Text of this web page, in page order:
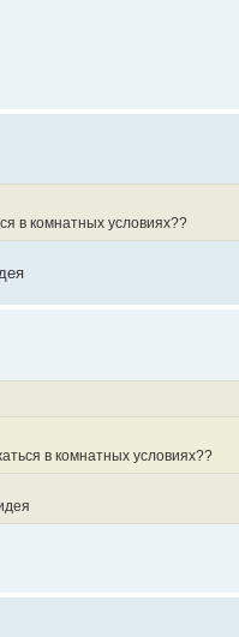
в комнатных условиях??
в комнатных условиях??